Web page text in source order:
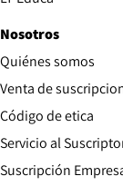
Nosotros
Quiénes somos
Venta de
Código de etica
Servicio al
Suscripción